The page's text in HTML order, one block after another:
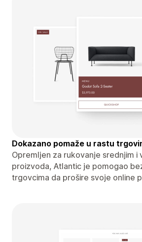
Dokazano pomaže u rastu
Opremljen za rukovanje srednjim i
proizvoda, Atlantic je pomogao
trgovcima da prošire svoje online